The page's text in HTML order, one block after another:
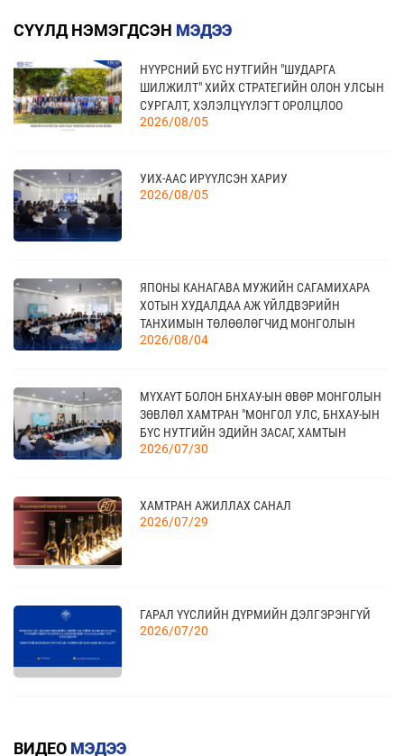
17
09 сар
“УЛААНБААТАР ТҮНШЛЭЛ 2026” ХҮНСНИЙ
САЛБАРЫН ОЛОН УЛСЫН ҮЗЭСГЭЛЭН
18
09 сар
МОНГОЛЫН АРБИТРЫН ӨДӨР - 2026
20
09 сар
КАНАД УЛС - ТОРОНТО ХОТЫН БИЗНЕС АЯЛАЛ
21
10 сар
TEX+ VISION KOREA
11 сар
ҮЗЭСГЭЛЭН
11 сар
КАНАД УЛСАД ЗОХИОН БАЙГУУЛАГДАХ
АХУЙН САЛБАРЫН ҮЗЭСГЭЛЭНД ОРОЛЦОХЫГ
УРЬЖ БАЙНА.
СҮҮЛД НЭМЭГДСЭН МЭДЭЭ
НҮҮРСНИЙ БҮС НУТГИЙН "ШУДАРГА
ШИЛЖИЛТ" ХИЙХ СТРАТЕГИЙН ОЛОН УЛСЫН
СУРГАЛТ, ХЭЛЭЛЦҮҮЛЭГТ ОРОЛЦЛОО
2026/08/05
УИХ-ААС ИРҮҮЛСЭН ХАРИУ
2026/08/05
ЯПОНЫ КАНАГАВА МУЖИЙН САГАМИХАРА
ХОТЫН ХУДАЛДАА АЖ ҮЙЛДВЭРИЙН
ТАНХИМЫН ТӨЛӨӨЛӨГЧИД МОНГОЛЫН
ҮНДЭСНИЙ ХУДАЛДАА АЖ ҮЙЛДВЭРИЙН
2026/08/04
МҮХАҮТ БОЛОН БНХАУ-ЫН ӨВӨР МОНГОЛЫН
ЗӨВЛӨЛ ХАМТРАН "МОНГОЛ УЛС, БНХАУ-ЫН
БҮС НУТГИЙН ЭДИЙН ЗАСАГ, ХАМТЫН
АЖИЛЛАГААНЫ УУЛЗАЛТ"-ЫГ ЗОХИОН
2026/07/30
ХАМТРАН АЖИЛЛАХ САНАЛ
2026/07/29
ГАРАЛ ҮҮСЛИЙН ДҮРМИЙН ДЭЛГЭРЭНГҮЙ
2026/07/20
ВИДЕО МЭДЭЭ